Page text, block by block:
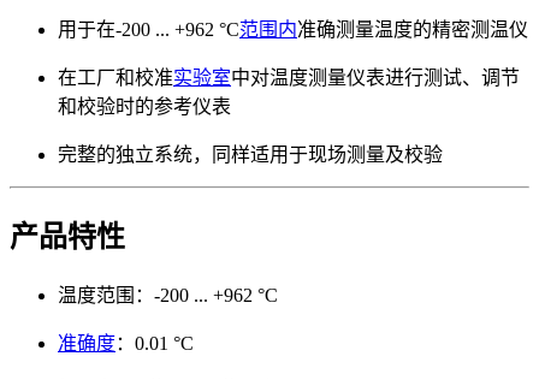
用于在-200 ... +962 °C范围内准确测量温度的精密测温仪
在工厂和校准实验室中对温度测量仪表进行测试、调节
和校验时的参考仪表
完整的独立系统，同样适用于现场测量及校验
产品特性
温度范围：-200 ... +962 °C
准确度：0.01 °C